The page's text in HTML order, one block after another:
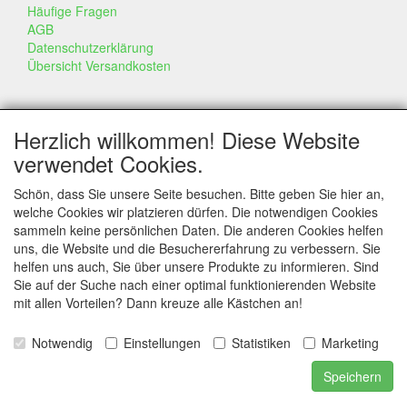
Häufige Fragen
AGB
Datenschutzerklärung
Übersicht Versandkosten
GESCHÄFT & INFO
Kontakt
Firmen Information
Portfolio
Disclaimer
Statement & Umwelt
Torten mit Dummies
SERVICE
Tipps & Tricks
Styropor
Herzlich willkommen! Diese Website
verwendet Cookies.
Schön, dass Sie unsere Seite besuchen. Bitte geben Sie hier an,
welche Cookies wir platzieren dürfen. Die notwendigen Cookies
sammeln keine persönlichen Daten. Die anderen Cookies helfen
uns, die Website und die Besuchererfahrung zu verbessern. Sie
helfen uns auch, Sie über unsere Produkte zu informieren. Sind
Sie auf der Suche nach einer optimal funktionierenden Website
mit allen Vorteilen? Dann kreuze alle Kästchen an!
Notwendig Einstellungen Statistiken
Marketing
Speichern